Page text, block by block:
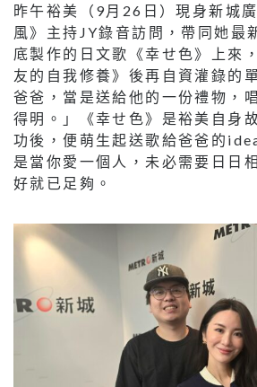
昨午裕美（9月26日）現身新城
風》主持JY錄音訪問，帶同她最
底製作的日文歌《幸せ色》上來
友的自我修養》後再自資灌錄的
爸爸，當是送給他的一份禮物，
得明。」《幸せ色》是裕美自身
功後，便萌生起送歌給爸爸的
是當你愛一個人，未必需要日日
好就已足夠。